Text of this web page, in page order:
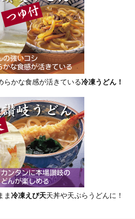
らかな食感が活きている冷凍うどん！
ま冷凍えび天天丼や天ぷらうどんに！